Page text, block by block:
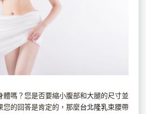
體嗎？您是否要縮小腹部和大腿的尺寸並
您的回答是肯定的，那麼台北隆乳束腰帶